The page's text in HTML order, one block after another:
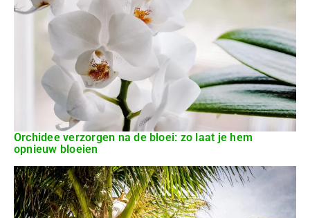
Orchidee verzorgen na de bloei: zo laat je hem
opnieuw bloeien